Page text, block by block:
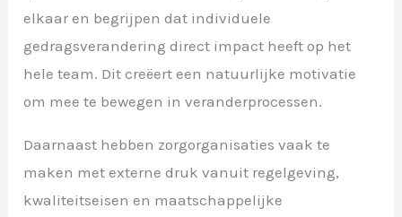
elkaar en begrijpen dat individuele
gedragsverandering direct impact heeft op het
hele team. Dit creëert een natuurlijke motivatie
om mee te bewegen in veranderprocessen.
Daarnaast hebben zorgorganisaties vaak te
maken met externe druk vanuit regelgeving,
kwaliteitseisen en maatschappelijke